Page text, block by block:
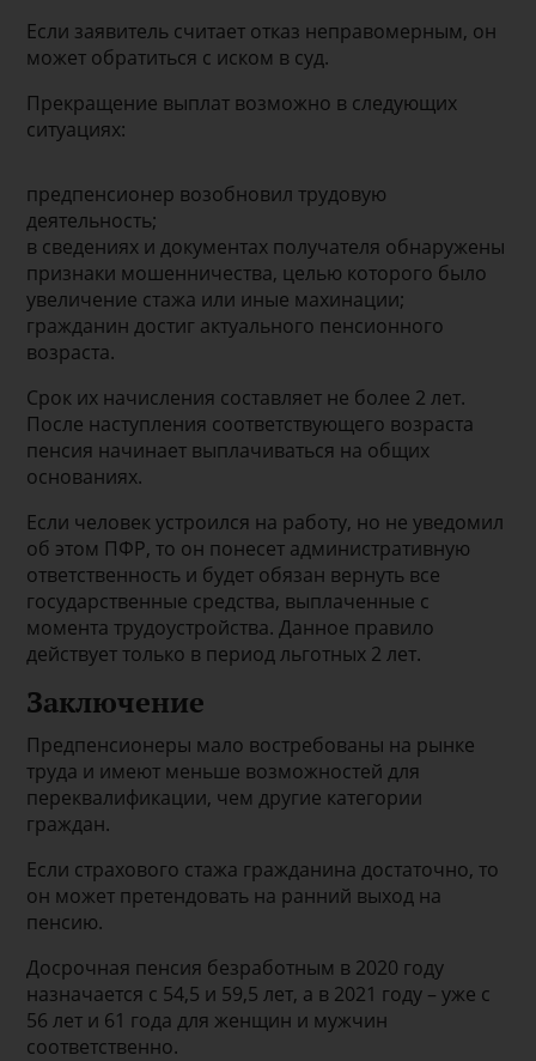
Если заявитель считает отказ неправомерным, он
может обратиться с иском в суд.
Прекращение выплат возможно в следующих
ситуациях:
предпенсионер возобновил трудовую
деятельность;
в сведениях и документах получателя обнаружены
признаки мошенничества, целью которого было
увеличение стажа или иные махинации;
гражданин достиг актуального пенсионного
возраста.
Срок их начисления составляет не более 2 лет.
После наступления соответствующего возраста
пенсия начинает выплачиваться на общих
основаниях.
Если человек устроился на работу, но не уведомил
об этом ПФР, то он понесет административную
ответственность и будет обязан вернуть все
государственные средства, выплаченные с
момента трудоустройства. Данное правило
действует только в период льготных 2 лет.
Заключение
Предпенсионеры мало востребованы на рынке
труда и имеют меньше возможностей для
переквалификации, чем другие категории
граждан.
Если страхового стажа гражданина достаточно, то
он может претендовать на ранний выход на
пенсию.
Досрочная пенсия безработным в 2020 году
назначается с 54,5 и 59,5 лет, а в 2021 году – уже с
56 лет и 61 года для женщин и мужчин
соответственно.